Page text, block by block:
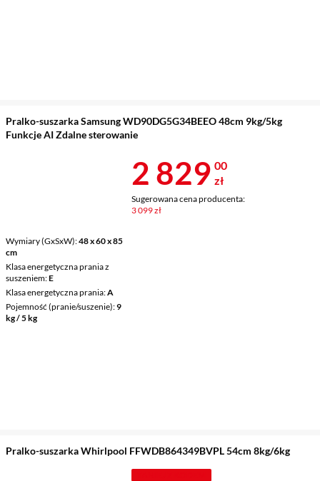
Pralko-suszarka Samsung WD90DG5G34BEEO 48cm 9kg/5kg
Funkcje AI Zdalne sterowanie
Wymiary (GxSxW) 48 x 60 x 85
cm
Klasa energetyczna prania z
suszeniem E
Klasa energetyczna prania A
Pojemność (pranie/suszenie) 9
kg / 5 kg
Cena 2 829 zł
2 829 00
zł
Sugerowana cena producenta:
3 099 zł
Pralko-suszarka Whirlpool FFWDB864349BVPL 54cm 8kg/6kg